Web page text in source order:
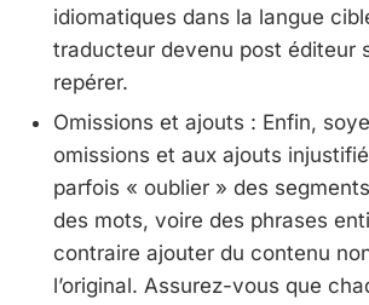
idiomatiques dans la langue
traducteur devenu post éditeur
repérer.
Omissions et ajouts : Enfin,
omissions et aux ajouts
parfois « oublier » des
des mots, voire des phrases
contraire ajouter du contenu
l’original. Assurez-vous que